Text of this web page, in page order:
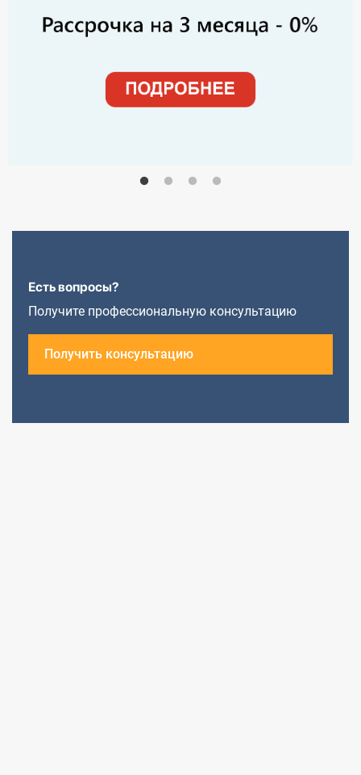
Есть вопросы?
Получите профессиональную консультацию
Получить консультацию